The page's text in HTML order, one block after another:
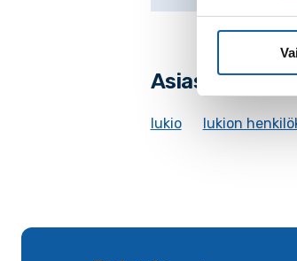
Asiasanat
lukio lukion